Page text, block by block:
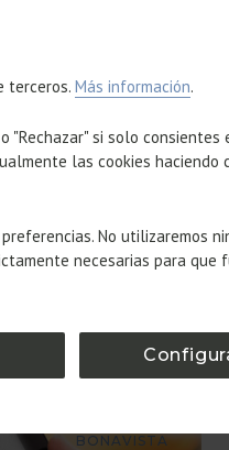
BONAVISTA
terceros. Más información.
"Rechazar" si solo consientes
las cookies haciendo
No utilizaremos
necesarias para que